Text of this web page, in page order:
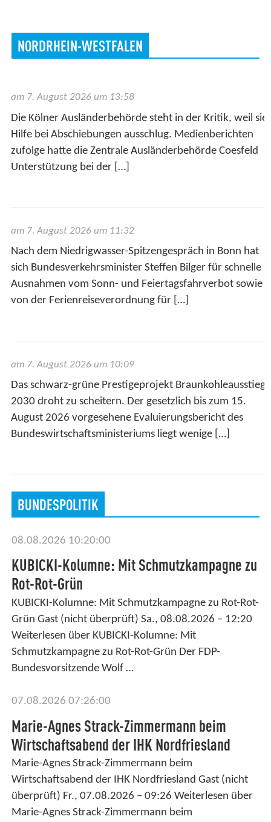
NORDRHEIN-WESTFALEN
am 7. August 2026 um 13:58
Die Kölner Ausländerbehörde steht in der Kritik, weil sie
Hilfe bei Abschiebungen ausschlug. Medienberichten
zufolge hatte die Zentrale Ausländerbehörde Coesfeld
Unterstützung bei der […]
am 7. August 2026 um 11:32
Nach dem Niedrigwasser-Spitzengespräch in Bonn hat
sich Bundesverkehrsminister Steffen Bilger für schnelle
Ausnahmen vom Sonn- und Feiertagsfahrverbot sowie
von der Ferienreiseverordnung für […]
am 7. August 2026 um 10:09
Das schwarz-grüne Prestigeprojekt Braunkohleausstieg
2030 droht zu scheitern. Der gesetzlich bis zum 15.
August 2026 vorgesehene Evaluierungsbericht des
Bundeswirtschaftsministeriums liegt wenige […]
BUNDESPOLITIK
08.08.2026 10:20:00
KUBICKI-Kolumne: Mit Schmutzkampagne zu
Rot-Rot-Grün
KUBICKI-Kolumne: Mit Schmutzkampagne zu Rot-Rot-
Grün Gast (nicht überprüft) Sa., 08.08.2026 – 12:20
Weiterlesen über KUBICKI-Kolumne: Mit
Schmutzkampagne zu Rot-Rot-Grün Der FDP-
Bundesvorsitzende Wolf …
07.08.2026 07:26:00
Marie-Agnes Strack-Zimmermann beim
Wirtschaftsabend der IHK Nordfriesland
Marie-Agnes Strack-Zimmermann beim
Wirtschaftsabend der IHK Nordfriesland Gast (nicht
überprüft) Fr., 07.08.2026 – 09:26 Weiterlesen über
Marie-Agnes Strack-Zimmermann beim